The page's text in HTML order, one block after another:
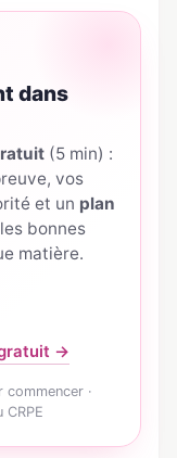
dans
(5 min) :
vos
et un plan
bonnes
matière.
→
·